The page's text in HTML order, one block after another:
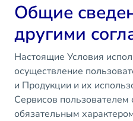
Общие
другими
Настоящие Условия
осуществление
и Продукции и их
Сервисов пользователем
обязательным